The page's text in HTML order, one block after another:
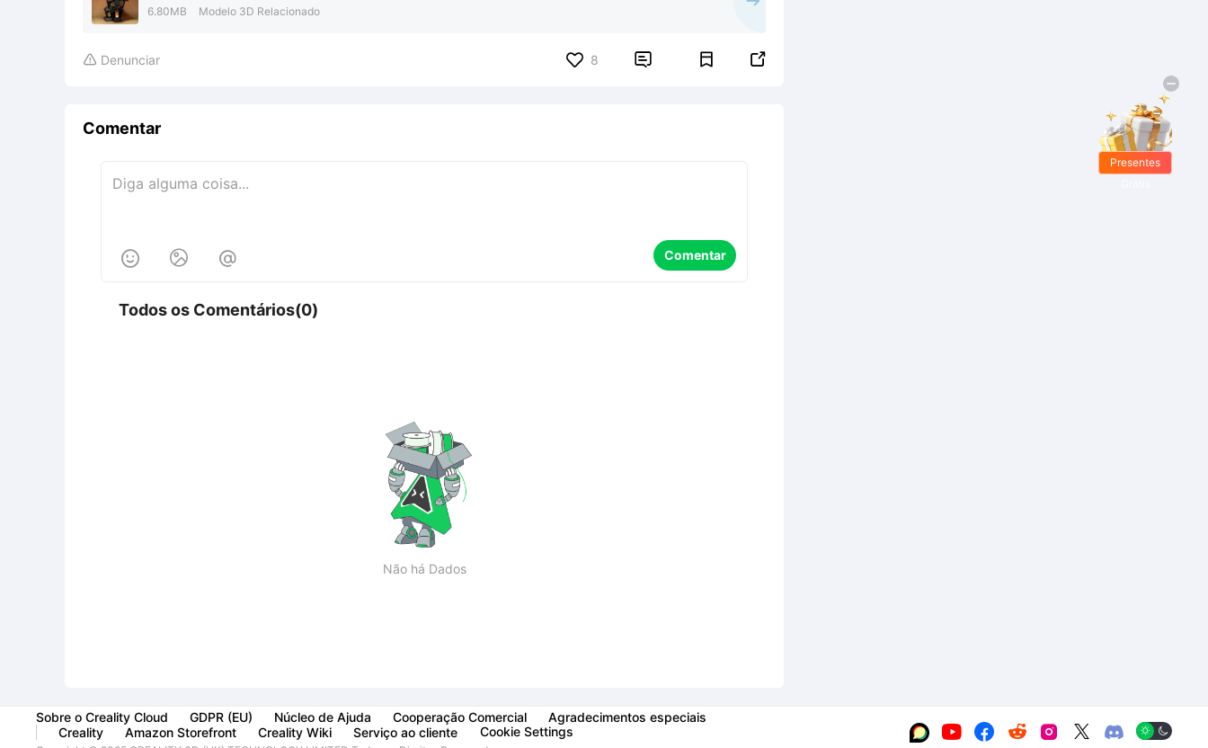
6.80MB Modelo 3D Relacionado
 Denunciar 8  
Comentar
   Comentar
Todos os Comentários(0)
Não há Dados
Sobre o Creality Cloud GDPR (EU) Núcleo de Ajuda Cooperação Comercial
Agradecimentos especiais
Creality
Amazon Storefront Creality Wiki Serviço ao cliente Cookie Settings      
Presentes